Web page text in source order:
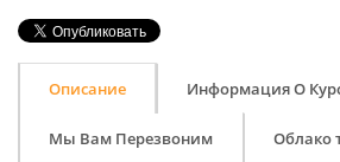
Описание Информация О
Мы Вам Перезвоним Облако